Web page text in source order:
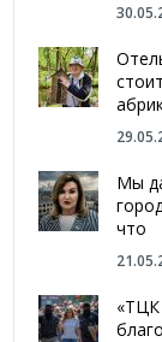
Мы
что
«ТЦК